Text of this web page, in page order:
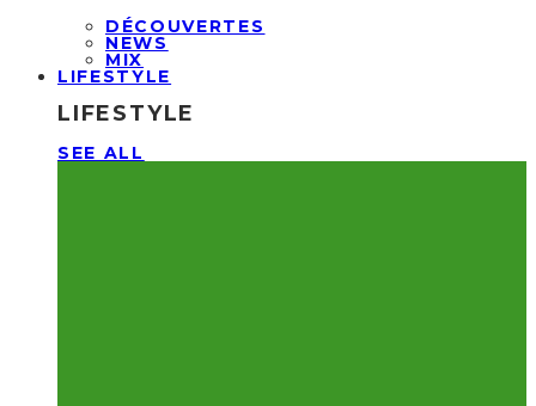
DÉCOUVERTES
NEWS
MIX
LIFESTYLE
LIFESTYLE
SEE ALL